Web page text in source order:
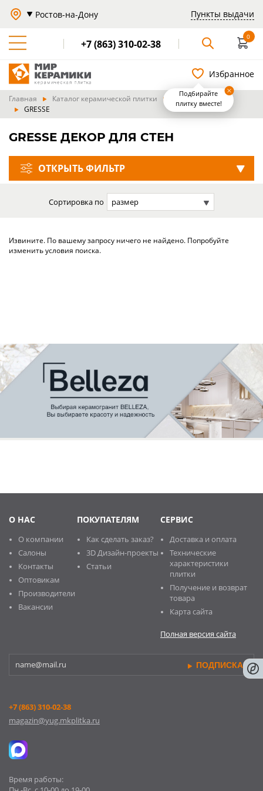
Ростов-на-Дону Пункты выдачи
+7 (863) 310-02-38
0
Избранное
Подбирайте
плитку вместе!
Главная Каталог керамической плитки
Производители
GRESSE
GRESSE ДЕКОР ДЛЯ СТЕН
ОТКРЫТЬ ФИЛЬТР
Сортировка по размер
Извините. По вашему запросу ничего не найдено. Попробуйте
изменить условия поиска.
+7 (863) 310-02-38
magazin@yug.mkplitka.ru
Время работы:
О НАС
О компании
Салоны
Контакты
Оптовикам
Производители
Вакансии
ПОКУПАТЕЛЯМ
Как сделать заказ?
3D Дизайн-проекты
Статьи
СЕРВИС
Доставка и оплата
Технические
характеристики
плитки
Получение и возврат
товара
Карта сайта
Полная версия сайта
ПОДПИСКА